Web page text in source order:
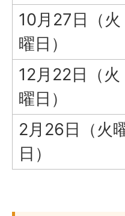
10月27日（火
曜日）
12月22日（火
曜日）
2月26日（火
日）